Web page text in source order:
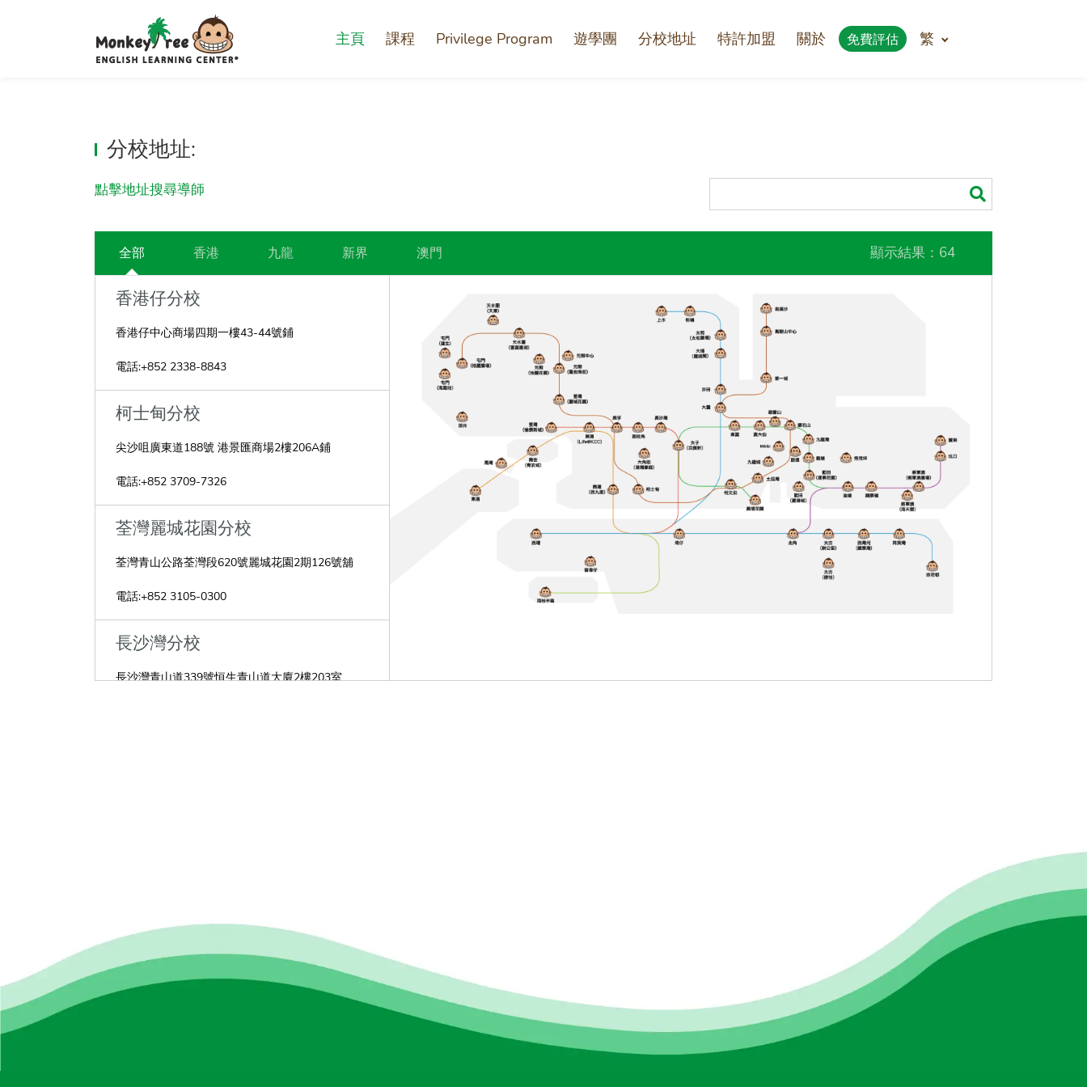
主頁 課程 Privilege Program 遊學團 分校地址 特許加盟 關於 免費評估 繁
分校地址:
點擊地址搜尋導師
全部 香港 九龍 新界 澳門 顯示結果：64
香港仔分校
香港仔中心商場四期一樓43-44號鋪
電話:+852 2338-8843
柯士甸分校
尖沙咀廣東道188號 港景匯商場2樓206A鋪
電話:+852 3709-7326
荃灣麗城花園分校
荃灣青山公路荃灣段620號麗城花園2期126號舖
電話:+852 3105-0300
長沙灣分校
長沙灣青山道339號恒生青山道大廈2樓203室
電話:
沙田連城廣場分校